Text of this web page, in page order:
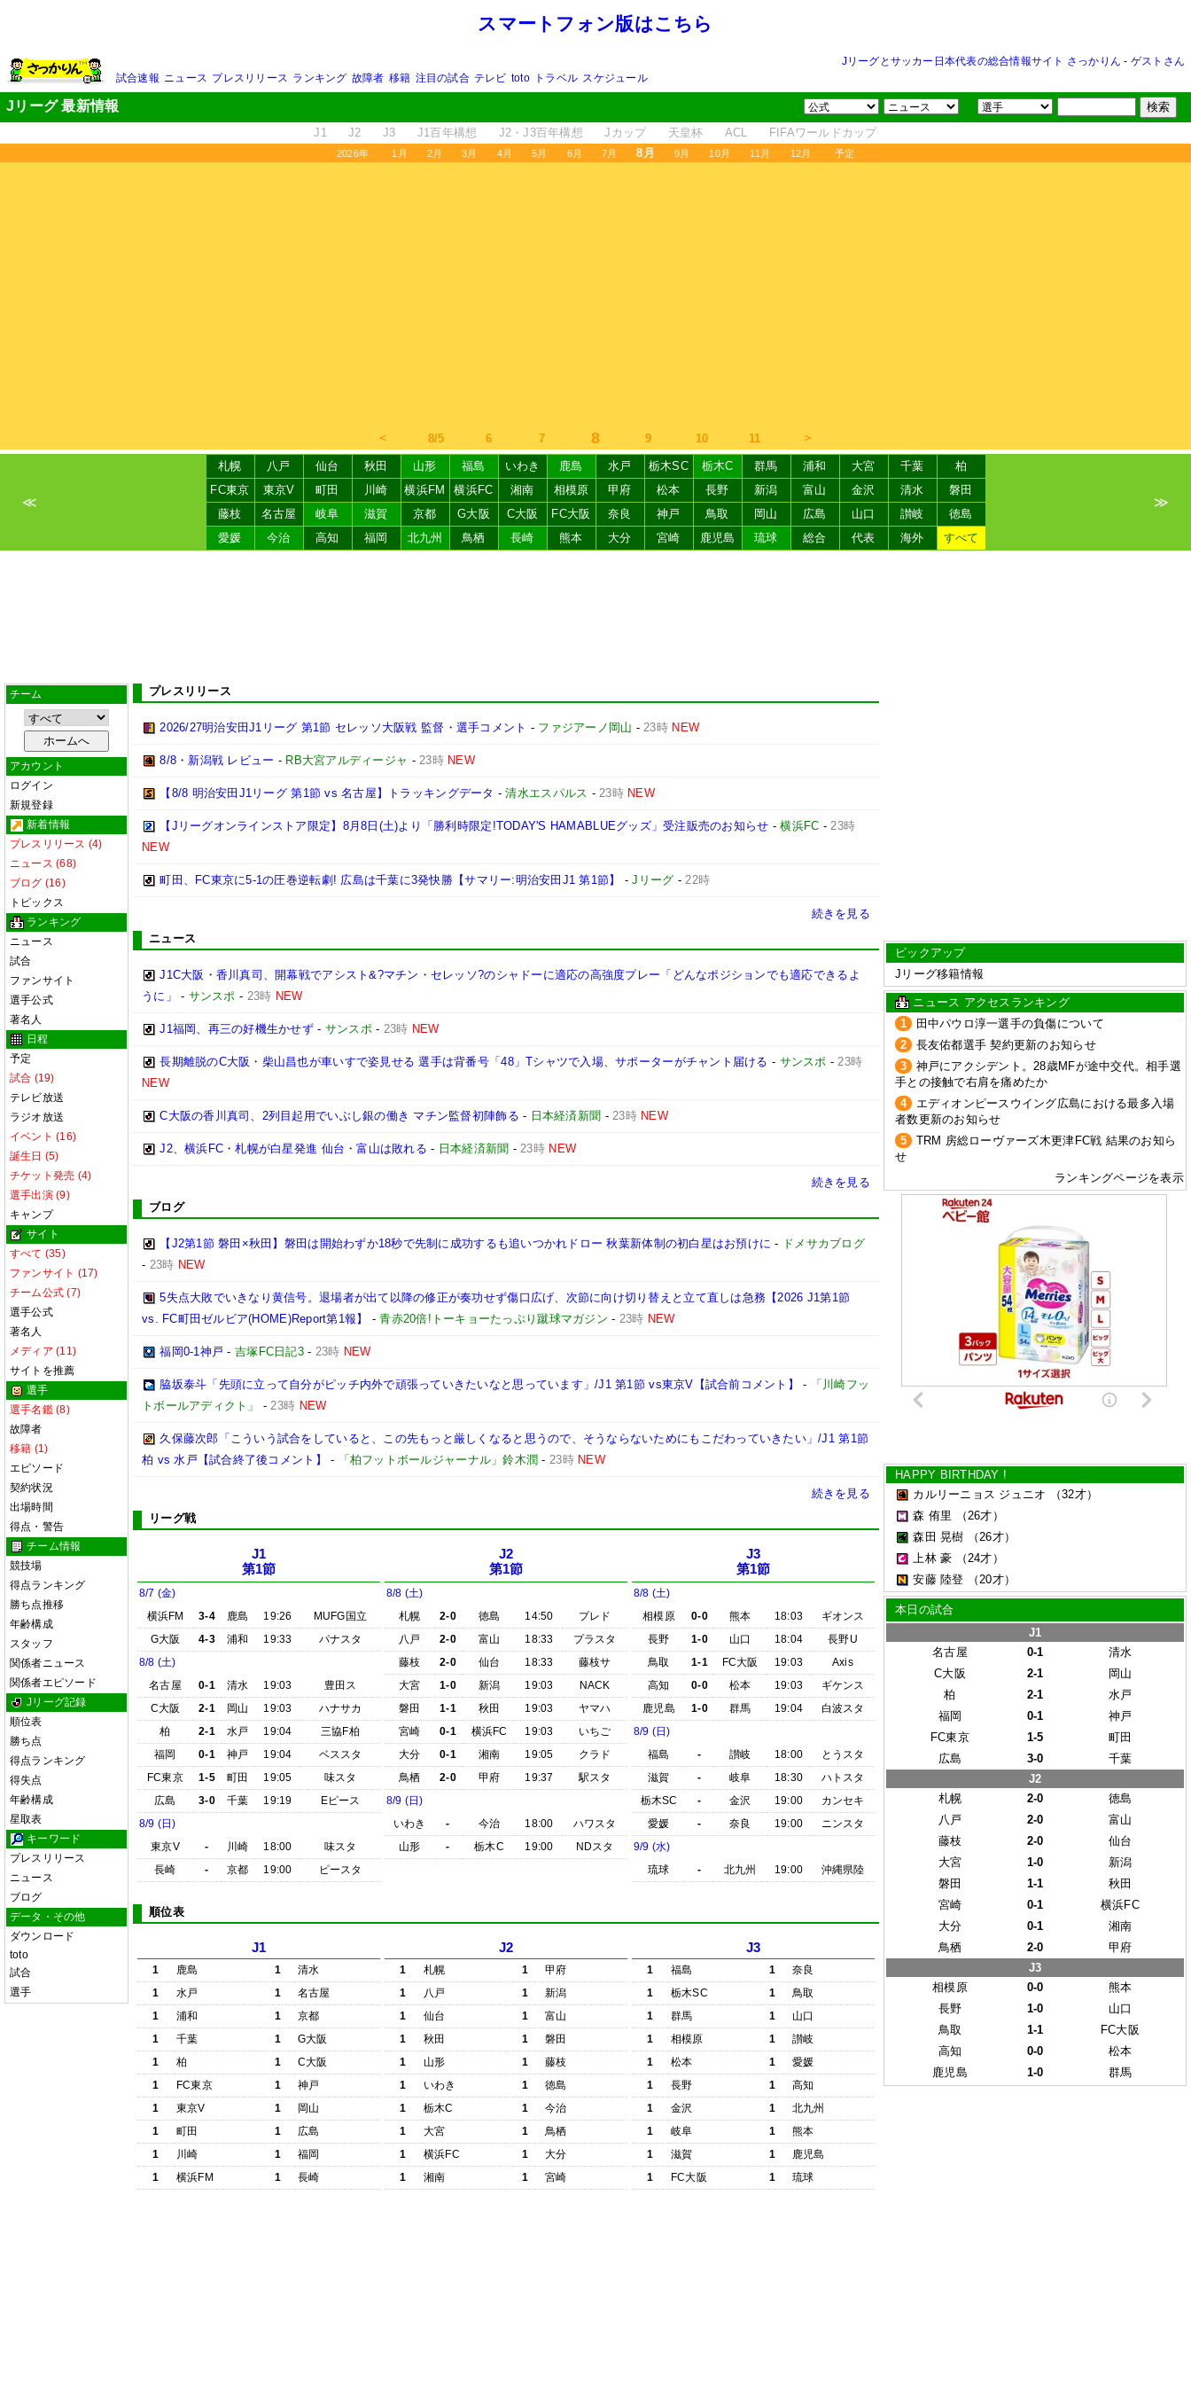
スマートフォン版はこちら
Jリーグとサッカー日本代表の総合情報サイト さっかりん - ゲストさん
試合速報 ニュース プレスリリース ランキング 故障者 移籍 注目の試合 テレビ toto トラベル スケジュール
Jリーグ 最新情報
J1 J2 J3 J1百年構想 J2・J3百年構想 Jカップ 天皇杯 ACL FIFAワールドカップ
2026年 1月 2月 3月 4月 5月 6月 7月 8月 9月 10月 11月 12月 予定
＜ 8/5 6 7 8 9 10 11 ＞
≪
札幌 八戸 仙台 秋田 山形 福島 いわき 鹿島 水戸 栃木SC 栃木C 群馬 浦和 大宮 千葉
柏
FC東京
東京V 町田 川崎 横浜FM 横浜FC 湘南 相模原 甲府 松本 長野 新潟 富山 金沢 清水
磐田
藤枝
名古屋 岐阜 滋賀 京都 G大阪 C大阪 FC大阪 奈良 神戸 鳥取 岡山 広島 山口 讃岐
徳島
愛媛
今治 高知 福岡 北九州 鳥栖 長崎 熊本 大分 宮崎 鹿児島 琉球 総合 代表 海外 すべて
≫
チーム
アカウント
ログイン
新規登録
新着情報
プレスリリース (4)
ニュース (68)
ブログ (16)
トピックス
ランキング
ニュース
試合
ファンサイト
選手公式
著名人
日程
予定
試合 (19)
テレビ放送
ラジオ放送
イベント (16)
誕生日 (5)
チケット発売 (4)
選手出演 (9)
キャンプ
サイト
すべて (35)
ファンサイト (17)
チーム公式 (7)
選手公式
著名人
メディア (11)
サイトを推薦
選手
選手名鑑 (8)
故障者
移籍 (1)
エピソード
契約状況
出場時間
得点・警告
チーム情報
競技場
得点ランキング
勝ち点推移
年齢構成
スタッフ
関係者ニュース
関係者エピソード
Jリーグ記録
順位表
勝ち点
得点ランキング
得失点
年齢構成
星取表
キーワード
プレスリリース
ニュース
ブログ
データ・その他
ダウンロード
toto
試合
選手
プレスリリース
2026/27明治安田J1リーグ 第1節 セレッソ大阪戦 監督・選手コメント - ファジアーノ岡山 -23時 NEW
8/8・新潟戦 レビュー - RB大宮アルディージャ -23時 NEW
【8/8 明治安田J1リーグ 第1節 vs 名古屋】トラッキングデータ -清水エスパルス -23時 NEW
【Jリーグオンラインストア限定】8月8日(土)より「勝利時限定!TODAY'S HAMABLUEグッズ」受注販売のお知らせ -横浜FC -23時
NEW
町田、FC東京に5-1の圧巻逆転劇! 広島は千葉に3発快勝【サマリー:明治安田J1 第1節】 -Jリーグ -22時
続きを見る
ニュース
J1C大阪・香川真司、開幕戦でアシスト&?マチン・セレッソ?のシャドーに適応の高強度プレー「どんなポジションでも適応できるよ
うに」
- サンスポ - 23時 NEW
J1福岡、再三の好機生かせず - サンスポ- 23時 NEW
長期離脱のC大阪・柴山昌也が車いすで姿見せる 選手は背番号「48」Tシャツで入場、サポーターがチャント届ける - サンスポ -23時
NEW
C大阪の香川真司、2列目起用でいぶし銀の働き マチン監督初陣飾る - 日本経済新聞 -23時 NEW
J2、横浜FC・札幌が白星発進 仙台・富山は敗れる - 日本経済新聞 -23時 NEW
続きを見る
ブログ
【J2第1節 磐田×秋田】磐田は開始わずか18秒で先制に成功するも追いつかれドロー 秋葉新体制の初白星はお預けに - ドメサカブログ
- 23時 NEW
5失点大敗でいきなり黄信号。退場者が出て以降の修正が奏功せず傷口広げ、次節に向け切り替えと立て直しは急務【2026 J1第1節
vs. FC町田ゼルビア(HOME)Report第1報】
-青赤20倍!トーキョーたっぷり蹴球マガジン - 23時 NEW
福岡0-1神戸 - 吉塚FC日記3- 23時 NEW
脇坂泰斗「先頭に立って自分がピッチ内外で頑張っていきたいなと思っています」/J1 第1節 vs東京V【試合前コメント】 -
「川崎フッ
トボールアディクト」
-23時 NEW
久保藤次郎「こういう試合をしていると、この先もっと厳しくなると思うので、そうならないためにもこだわっていきたい」/J1 第1節
柏 vs 水戸【試合終了後コメント】
- 「柏フットボールジャーナル」鈴木潤 - 23時 NEW
続きを見る
リーグ戦
J1
第1節
8/7 (金)
横浜FM
3-4 鹿島 19:26
MUFG国立
G大阪
4-3 浦和 19:33
パナスタ
8/8 (土)
名古屋
0-1 清水 19:03
豊田ス
C大阪
2-1 岡山 19:03
ハナサカ
柏
2-1 水戸 19:04
三協F柏
福岡
0-1 神戸 19:04
ベススタ
FC東京
1-5 町田 19:05
味スタ
広島
3-0 千葉 19:19
Eピース
8/9 (日)
東京V
- 川崎 18:00
味スタ
長崎
- 京都 19:00 ピースタ
J2
第1節
8/8 (土)
札幌
2-0 徳島 14:50
プレド
八戸
2-0 富山 18:33
プラスタ
藤枝
2-0 仙台 18:33
藤枝サ
大宮
1-0 新潟 19:03
NACK
磐田
1-1 秋田 19:03
ヤマハ
宮崎
0-1 横浜FC 19:03
いちご
大分
0-1 湘南 19:05
クラド
鳥栖
2-0 甲府 19:37
駅スタ
8/9 (日)
いわき
- 今治 18:00
ハワスタ
山形
- 栃木C 19:00 NDスタ
J3
第1節
8/8 (土)
相模原
0-0 熊本 18:03
ギオンス
長野
1-0 山口 18:04
長野U
鳥取
1-1 FC大阪 19:03
Axis
高知
0-0 松本 19:03
ギケンス
鹿児島
1-0 群馬 19:04
白波スタ
8/9 (日)
福島
- 讃岐 18:00
とうスタ
滋賀
- 岐阜 18:30
ハトスタ
栃木SC
- 金沢 19:00
カンセキ
愛媛
- 奈良 19:00
ニンスタ
9/9 (水)
琉球
- 北九州 19:00 沖縄県陸
順位表
J1
1 鹿島 1
清水
1
水戸 1
名古屋
1
浦和 1
京都
1
千葉 1
G大阪
1
柏 1
C大阪
1
FC東京 1
神戸
1
東京V 1
岡山
1
町田 1
広島
1
川崎 1
福岡
1
横浜FM 1 長崎
J2
1 札幌 1
甲府
1
八戸 1
新潟
1
仙台 1
富山
1
秋田 1
磐田
1
山形 1
藤枝
1
いわき 1
徳島
1
栃木C 1
今治
1
大宮 1
鳥栖
1
横浜FC 1
大分
1
湘南 1 宮崎
J3
1 福島 1
奈良
1
栃木SC 1
鳥取
1
群馬 1
山口
1
相模原 1
讃岐
1
松本 1
愛媛
1
長野 1
高知
1
金沢 1
北九州
1
岐阜 1
熊本
1
滋賀 1
鹿児島
1
FC大阪 1 琉球
ピックアップ
Jリーグ移籍情報
ニュース アクセスランキング
1
田中パウロ淳一選手の負傷について
2
長友佑都選手 契約更新のお知らせ
3
神戸にアクシデント。28歳MFが途中交代。相手選
手との接触で右肩を痛めたか
4
エディオンピースウイング広島における最多入場
者数更新のお知らせ
5
TRM 房総ローヴァーズ木更津FC戦 結果のお知ら
せ
ランキングページを表示
HAPPY BIRTHDAY !
カルリーニョス ジュニオ
（32才）
森 侑里
（26才）
森田 晃樹
（26才）
上林 豪
（24才）
安藤 陸登
（20才）
本日の試合
J1
名古屋
0-1
清水
C大阪
2-1
岡山
柏
2-1
水戸
福岡
0-1
神戸
FC東京
1-5
町田
広島
3-0
千葉
J2
札幌
2-0
徳島
八戸
2-0
富山
藤枝
2-0
仙台
大宮
1-0
新潟
磐田
1-1
秋田
宮崎
0-1
横浜FC
大分
0-1
湘南
鳥栖
2-0
甲府
J3
相模原
0-0
熊本
長野
1-0
山口
鳥取
1-1
FC大阪
高知
0-0
松本
鹿児島
1-0 群馬